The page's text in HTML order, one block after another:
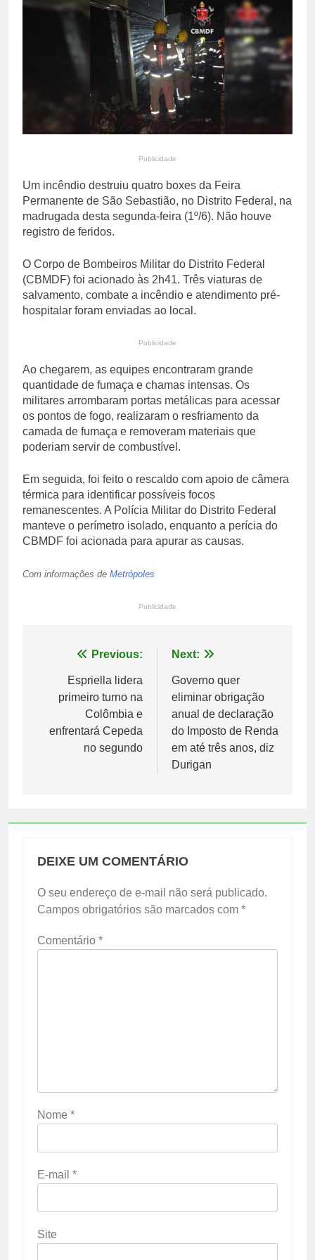
primária em relatório do
Departamento de Estado
5 Dias Ago
Streaming em julho: os
10 filmes mais
comentados do mês
5 Dias Ago
Publicidade
Um incêndio destruiu quatro boxes da Feira
Permanente de São Sebastião, no Distrito Federal, na
madrugada desta segunda-feira (1º/6). Não houve
registro de feridos.
O Corpo de Bombeiros Militar do Distrito Federal
(CBMDF) foi acionado às 2h41. Três viaturas de
salvamento, combate a incêndio e atendimento pré-
hospitalar foram enviadas ao local.
Publicidade
Ao chegarem, as equipes encontraram grande
quantidade de fumaça e chamas intensas. Os
militares arrombaram portas metálicas para acessar
os pontos de fogo, realizaram o resfriamento da
camada de fumaça e removeram materiais que
poderiam servir de combustível.
Em seguida, foi feito o rescaldo com apoio de câmera
térmica para identificar possíveis focos
remanescentes. A Polícia Militar do Distrito Federal
manteve o perímetro isolado, enquanto a perícia do
CBMDF foi acionada para apurar as causas.
Com informações de Metrópoles
Publicidade
Navegação
Post
Previous:
Espriella lidera
primeiro turno na
Colômbia e
enfrentará Cepeda
no segundo
Next:
Governo quer
eliminar obrigação
anual de declaração
do Imposto de Renda
em até três anos, diz
Durigan
DEIXE UM COMENTÁRIO
O seu endereço de e-mail não será publicado.
Campos obrigatórios são marcados com *
Comentário *
Nome *
E-mail *
Site